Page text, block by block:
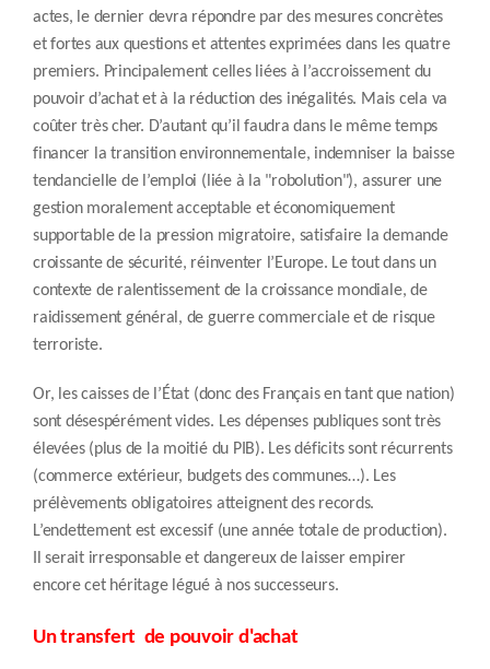
actes, le dernier devra répondre par des mesures concrètes
et fortes aux questions et attentes exprimées dans les quatre
premiers. Principalement celles liées à l’accroissement du
pouvoir d’achat et à la réduction des inégalités. Mais cela va
coûter très cher. D’autant qu’il faudra dans le même temps
financer la transition environnementale, indemniser la baisse
tendancielle de l’emploi (liée à la "robolution"), assurer une
gestion moralement acceptable et économiquement
supportable de la pression migratoire, satisfaire la demande
croissante de sécurité, réinventer l’Europe. Le tout dans un
contexte de ralentissement de la croissance mondiale, de
raidissement général, de guerre commerciale et de risque
terroriste.
Or, les caisses de l’État (donc des Français en tant que nation)
sont désespérément vides. Les dépenses publiques sont très
élevées (plus de la moitié du PIB). Les déficits sont récurrents
(commerce extérieur, budgets des communes…). Les
prélèvements obligatoires atteignent des records.
L’endettement est excessif (une année totale de production).
Il serait irresponsable et dangereux de laisser empirer
encore cet héritage légué à nos successeurs.
Un transfert de pouvoir d'achat